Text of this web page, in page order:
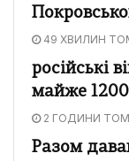
49 ХВИЛИН
російські
майже 1200
2 ГОДИНИ
Разом